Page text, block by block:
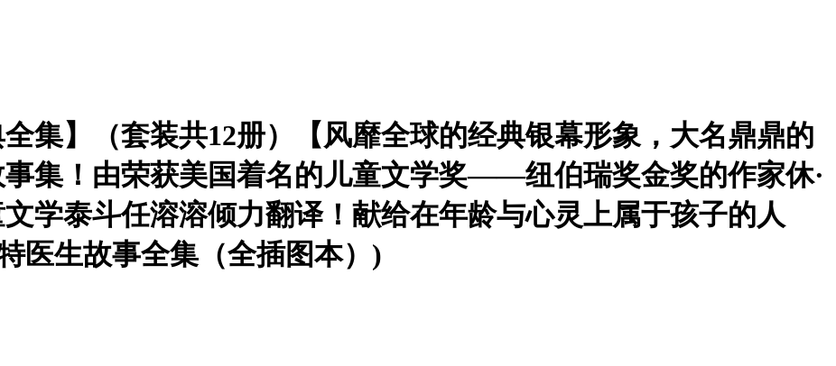
集】（套装共12册）【风靡全球的经典银幕形象，大名鼎鼎的
集！由荣获美国着名的儿童文学奖——纽伯瑞奖金奖的作家休·
学泰斗任溶溶倾力翻译！献给在年龄与心灵上属于孩子的人
医生故事全集（全插图本）)